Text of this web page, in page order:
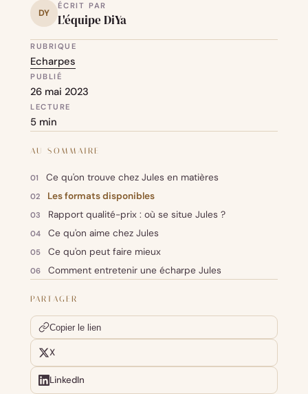
DY
ÉCRIT PAR
L'équipe DiYa
RUBRIQUE
Echarpes
PUBLIÉ
26 mai 2023
LECTURE
5 min
AU SOMMAIRE
Ce qu'on trouve chez Jules en matières
Les formats disponibles
Rapport qualité-prix : où se situe Jules ?
Ce qu'on aime chez Jules
Ce qu'on peut faire mieux
Comment entretenir une écharpe Jules
PARTAGER
Copier le lien
X
LinkedIn